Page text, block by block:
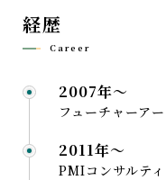
経歴
Career
2007年〜
フューチャーア
2011年〜
PMIコンサルテ